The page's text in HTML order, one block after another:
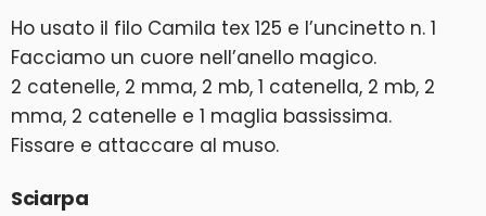
Ho usato il filo Camila tex 125 e l’uncinetto n. 1
Facciamo un cuore nell’anello magico.
2 catenelle, 2 mma, 2 mb, 1 catenella, 2 mb, 2
mma, 2 catenelle e 1 maglia bassissima.
Fissare e attaccare al muso.
Sciarpa